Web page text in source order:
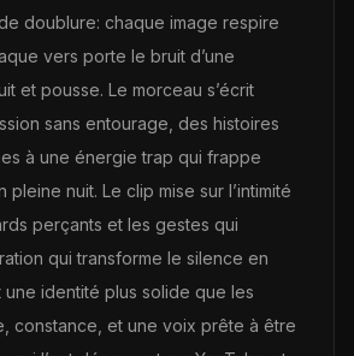
doublure: chaque image respire
vers porte le bruit d’une
et pousse. Le morceau s’écrit
sans entourage, des histoires
à une énergie trap qui frappe
pleine nuit. Le clip mise sur l’intimité
perçants et les gestes qui
qui transforme le silence en
une identité plus solide que les
constance, et une voix prête à être